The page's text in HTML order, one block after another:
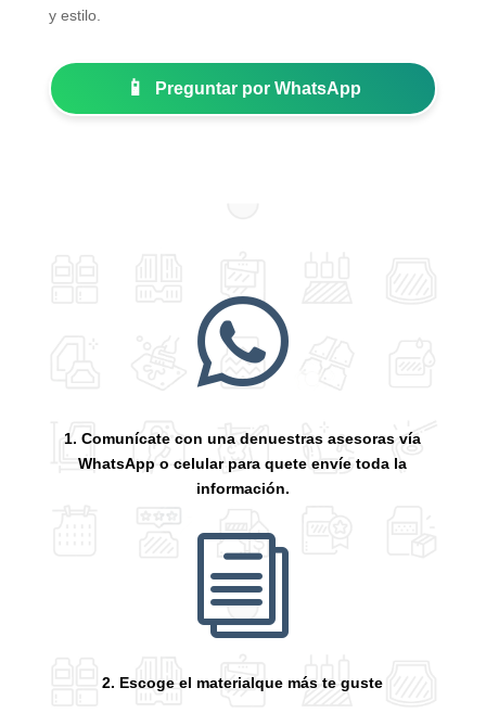
y estilo.
📱 Preguntar por WhatsApp

1. Comunícate con una denuestras asesoras vía
WhatsApp o celular para quete envíe toda la
información.
i
2. Escoge el materialque más te guste